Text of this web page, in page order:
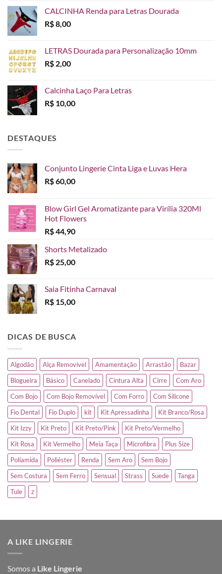
CALCINHA Renda para Letras Dourada
R$8,00
LETRAS Dourada para Personalização 10mm
R$ 2,00
Calcinha Laço Para Letras
R$ 10,00
DESTAQUES
Conjunto Lingerie Cinta Liga e Luvas Hera
R$60,00
Blow Girl Gel Aromatizante para Virília 320Ml
Hot Flowers
R$44,90
Shorts Metalizado
R$ 25,00
Saia Fitinha Carnaval
R$ 15,00
DICAS DE BUSCA
Algodão Alça Removível Amamentação Arrastão
Bazar
Blogueira
Básico Canelado Cintura Alta Cirre
Com Aro
Com Bojo
Com Bojo Removível Com Forro
Com Silicone
Fio Dental
Fio Duplo kit Kit Apressadinha
Kit Branco/Rosa
Kit Izzy
Kit Preto Kit Preto/Pink
Kit Preto/Vermelho
Kit Rosa
Kit Vermelho Meia Taça Microfibra
Plus Size
Poliamida
Poliéster Renda Sem Aro
Sem Bojo
Sem Costura
Sem Ferro Sensual Strass Suede
Tanga
Tule
z
A LIKE LINGERIE
Somos a Like Lingerie